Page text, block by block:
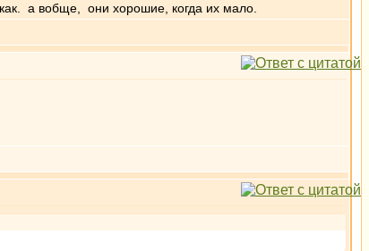
как. а вобще, они хорошие, когда их мало.